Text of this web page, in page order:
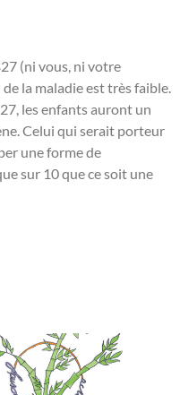
(ni vous, ni votre
la maladie est très faible.
les enfants auront un
Celui qui serait porteur
une forme de
sur 10 que ce soit une